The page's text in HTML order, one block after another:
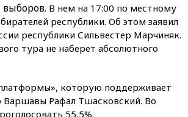
16:00 Создатели пирамиды
АФК «Наследие» получили от
шести до 12 лет колонии
15:45Верховный суд 10
15:35
Четыре человека
пострадали при пожаре на
В нем на 17:00 по местному
республики. Об этом заявил
республики Сильвестер Марчиняк.
тура не наберет абсолютного
которую поддерживает
Варшавы Рафал Тшасковский. Во
55,5%.